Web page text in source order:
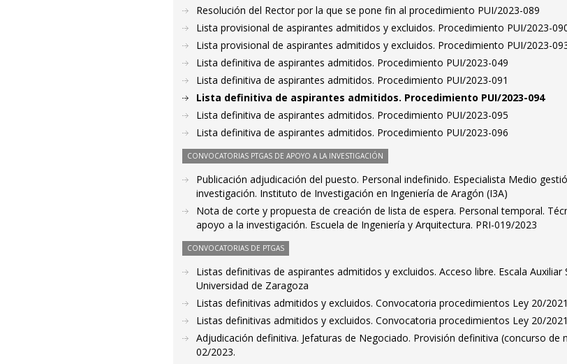
Resolución del Rector por la que se pone fin al procedimiento PUI/2023-089
Lista provisional de aspirantes admitidos y excluidos. Procedimiento PUI/2023-
Lista provisional de aspirantes admitidos y excluidos. Procedimiento PUI/2023-
Lista definitiva de aspirantes admitidos. Procedimiento PUI/2023-049
Lista definitiva de aspirantes admitidos. Procedimiento PUI/2023-091
Lista definitiva de aspirantes admitidos. Procedimiento PUI/2023-094
Lista definitiva de aspirantes admitidos. Procedimiento PUI/2023-095
Lista definitiva de aspirantes admitidos. Procedimiento PUI/2023-096
CONVOCATORIAS PTGAS DE APOYO A LA INVESTIGACIÓN
Publicación adjudicación del puesto. Personal indefinido. Especialista Medio
investigación. Instituto de Investigación en Ingeniería de Aragón (I3A)
Nota de corte y propuesta de creación de lista de espera. Personal temporal.
apoyo a la investigación. Escuela de Ingeniería y Arquitectura. PRI-019/2023
CONVOCATORIAS DE PTGAS
Listas definitivas de aspirantes admitidos y excluidos. Acceso libre. Escala Auxiliar
Universidad de Zaragoza
Listas definitivas admitidos y excluidos. Convocatoria procedimientos Ley 20/
Listas definitivas admitidos y excluidos. Convocatoria procedimientos Ley 20/
Adjudicación definitiva. Jefaturas de Negociado. Provisión definitiva (concurso de
02/2023.